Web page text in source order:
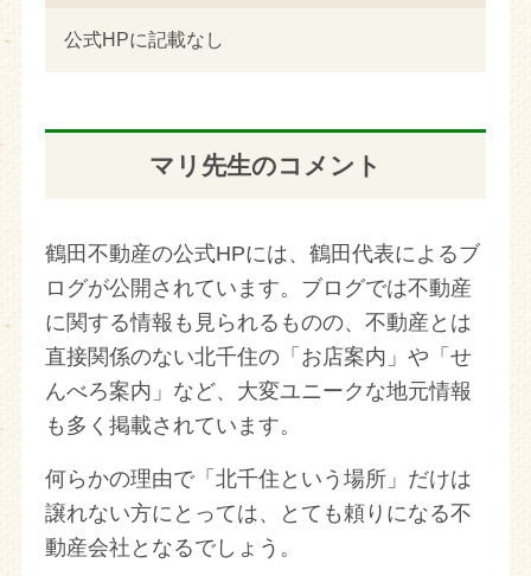
公式HPに記載なし
マリ先生のコメント
鶴田不動産の公式HPには、鶴田代表によるブ
ログが公開されています。ブログでは不動産
に関する情報も見られるものの、不動産とは
直接関係のない北千住の「お店案内」や「せ
んべろ案内」など、大変ユニークな地元情報
も多く掲載されています。
何らかの理由で「北千住という場所」だけは
譲れない方にとっては、とても頼りになる不
動産会社となるでしょう。